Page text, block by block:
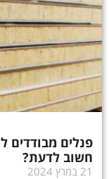
פנלים מבודדים
חשוב לדעת?
21 במרץ 2024